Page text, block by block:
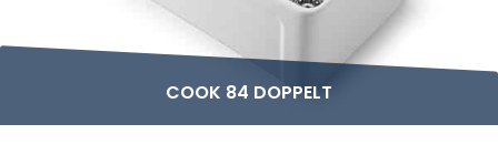
COOK 84 DOPPELT